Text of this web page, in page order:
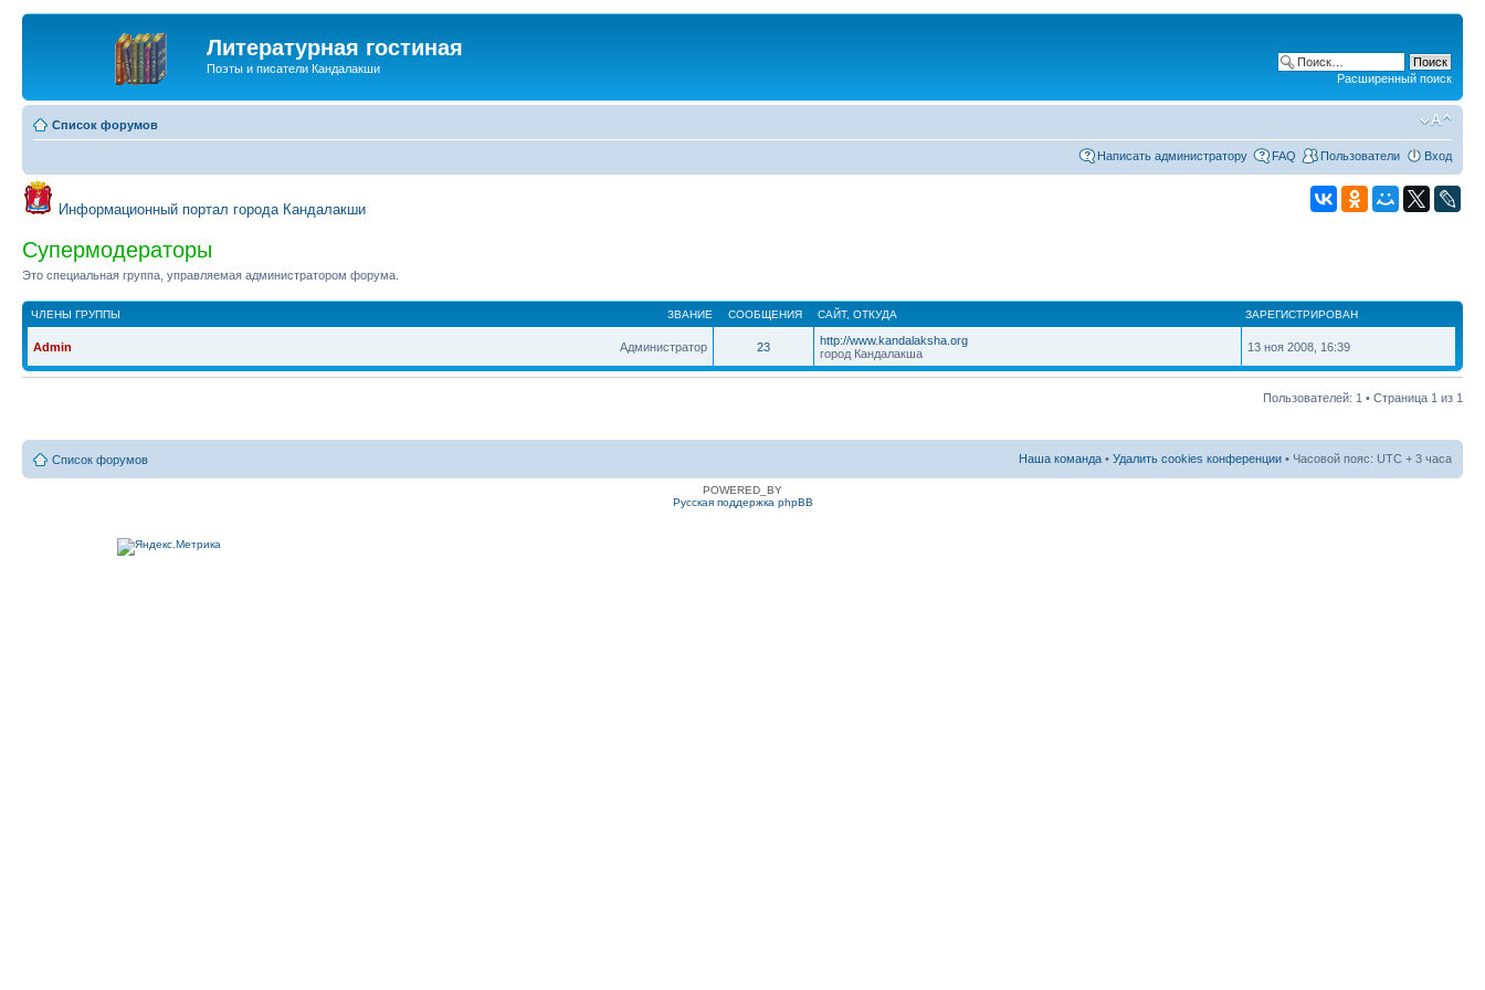
Литературная гостиная
Поэты и писатели Кандалакши
Расширенный поиск
Список форумов
Написать администратору FAQ Пользователи Вход
Информационный портал города Кандалакши
Супермодераторы
Это специальная группа, управляемая администратором форума.
ЗВАНИЕ
ЧЛЕНЫ ГРУППЫ СООБЩЕНИЯ САЙТ, ОТКУДА ЗАРЕГИСТРИРОВАН
Администратор
Admin 23
http://www.kandalaksha.org
город Кандалакша
13 ноя 2008, 16:39
Пользователей: 1 • Страница 1 из 1
Список форумов Наша команда • Удалить cookies конференции • Часовой пояс: UTC + 3 часа
POWERED_BY
Русская поддержка phpBB